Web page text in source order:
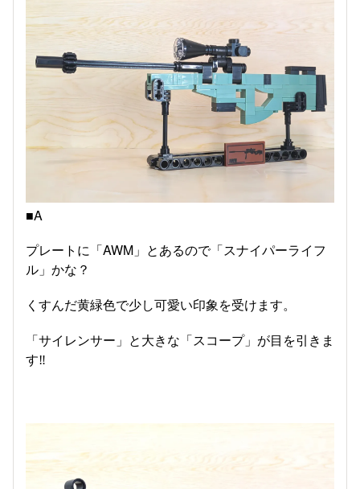
■A
プレートに「AWM」とあるので「スナイパーライフ
ル」かな？
くすんだ黄緑色で少し可愛い印象を受けます。
「サイレンサー」と大きな「スコープ」が目を引きま
す‼️